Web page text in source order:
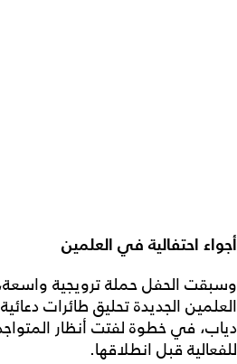
أجواء احتفالية في العلمين
وسبقت الحفل حملة ترويجية
العلمين الجديدة تحليق طائرات
دياب، في خطوة لفتت أنظار
للفعالية قبل انطلاقها.